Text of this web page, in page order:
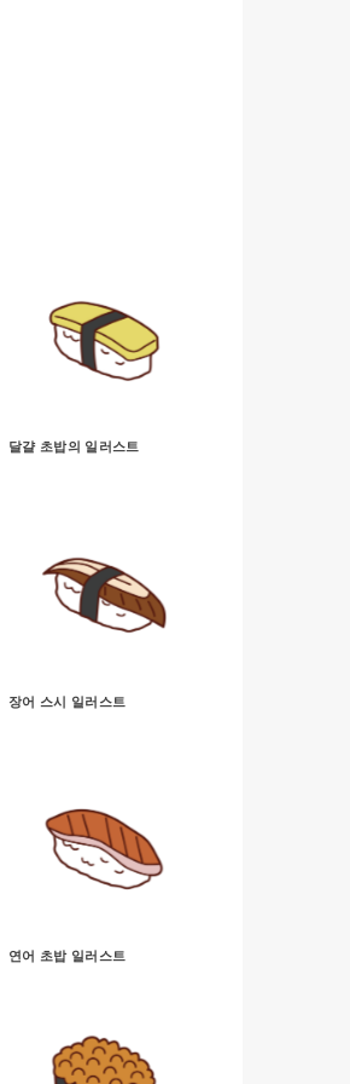
달걀 초밥의 일러스트
장어 스시 일러스트
연어 초밥 일러스트